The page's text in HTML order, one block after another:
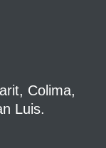
Colima,
Luis.